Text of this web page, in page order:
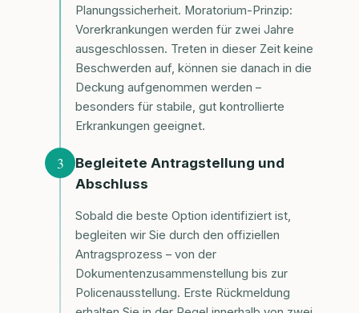
Planungssicherheit. Moratorium-Prinzip:
Vorerkrankungen werden für zwei Jahre
ausgeschlossen. Treten in dieser Zeit keine
Beschwerden auf, können sie danach in die
Deckung aufgenommen werden –
besonders für stabile, gut kontrollierte
Erkrankungen geeignet.
3
Begleitete Antragstellung und
Abschluss
Sobald die beste Option identifiziert ist,
begleiten wir Sie durch den offiziellen
Antragsprozess – von der
Dokumentenzusammenstellung bis zur
Policenausstellung. Erste Rückmeldung